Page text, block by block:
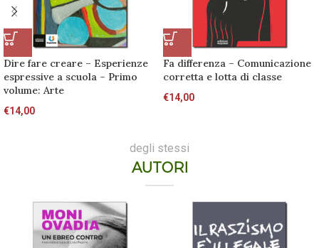
Dire fare creare – Esperienze
espressive a scuola – Primo
volume: Arte
€14,00
Fa differenza – Comunicazione
corretta e lotta di classe
€14,00
degli stessi
AUTORI